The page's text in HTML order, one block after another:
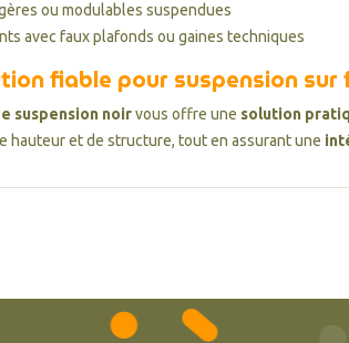
ou modulables suspendues
avec faux plafonds ou gaines techniques
fiable pour suspension sur
suspension noirvous offre une solution
hauteur et de structure, tout en assurant une